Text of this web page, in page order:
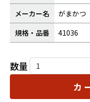
メーカー名
がまかつ
規格・品番
41036
数量
カ